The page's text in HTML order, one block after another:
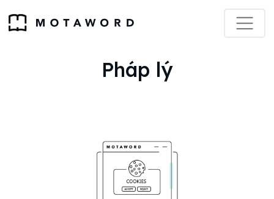
Pháp lý